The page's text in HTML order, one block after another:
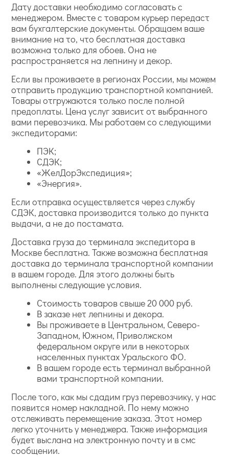
Дату доставки необходимо согласовать с
менеджером. Вместе с товаром курьер передаст
вам бухгалтерские документы. Обращаем ваше
внимание на то, что бесплатная доставка
возможна только для обоев. Она не
распространяется на лепнину и декор.
Если вы проживаете в регионах России, мы можем
отправить продукцию транспортной компанией.
Товары отгружаются только после полной
предоплаты. Цена услуг зависит от выбранного
вами перевозчика. Мы работаем со следующими
экспедиторами:
ПЭК;
СДЭК;
«ЖелДорЭкспедиция»;
«Энергия».
Если отправка осуществляется через службу
СДЭК, доставка производится только до пункта
выдачи, а не до постамата.
Доставка груза до терминала экспедитора в
Москве бесплатна. Также возможна бесплатная
доставка до терминала транспортной компании
в вашем городе. Для этого должны быть
выполнены следующие условия.
Стоимость товаров свыше 20 000 руб.
В заказе нет лепнины и декора.
Вы проживаете в Центральном, Северо-
Западном, Южном, Приволжском
федеральном округе или в некоторых
населенных пунктах Уральского ФО.
В вашем городе есть терминал выбранной
вами транспортной компании.
После того, как мы сдадим груз перевозчику, у нас
появится номер накладной. По нему можно
отслеживать перемещение заказа. Этот номер
легко уточнить у менеджера. Также информация
будет выслана на электронную почту и в смс
сообщении.